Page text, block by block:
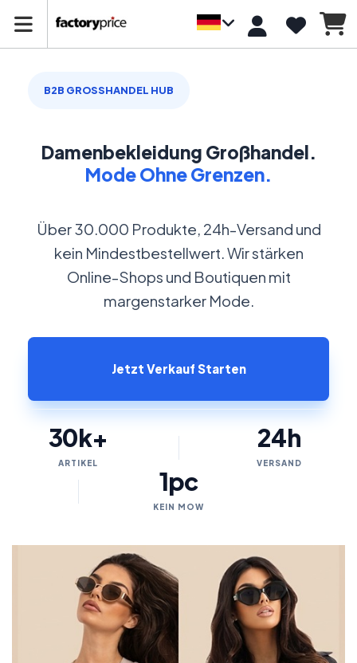
B2B GROSSHANDEL HUB
Damenbekleidung Großhandel.
Mode Ohne Grenzen.
Über 30.000 Produkte, 24h-Versand und
kein Mindestbestellwert. Wir stärken
Online-Shops und Boutiquen mit
margenstarker Mode.
Jetzt Verkauf Starten
30k+
ARTIKEL
24h
VERSAND
1pc
KEIN MOW